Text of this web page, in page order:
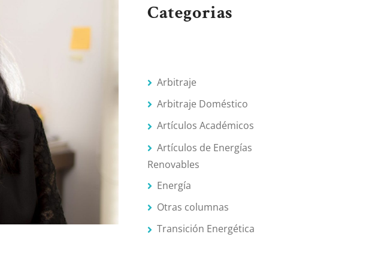
Categorias
Arbitraje
Arbitraje Doméstico
Artículos Académicos
Artículos de Energías
Renovables
Energía
Otras columnas
Transición Energética